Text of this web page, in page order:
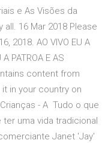
e As Visões da
all. 16 Mar 2018 Please
2018. AO VIVO EU A
A PATROA E AS
content from
in your country on
- A Tudo o que
ter uma vida tradicional
Janet 'Jay'